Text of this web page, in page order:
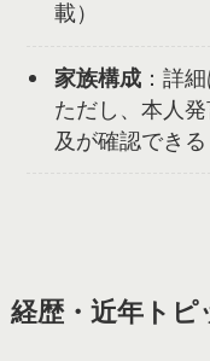
載）
家族構成：詳細
ただし、本人
及が確認できる
経歴・近年トピ